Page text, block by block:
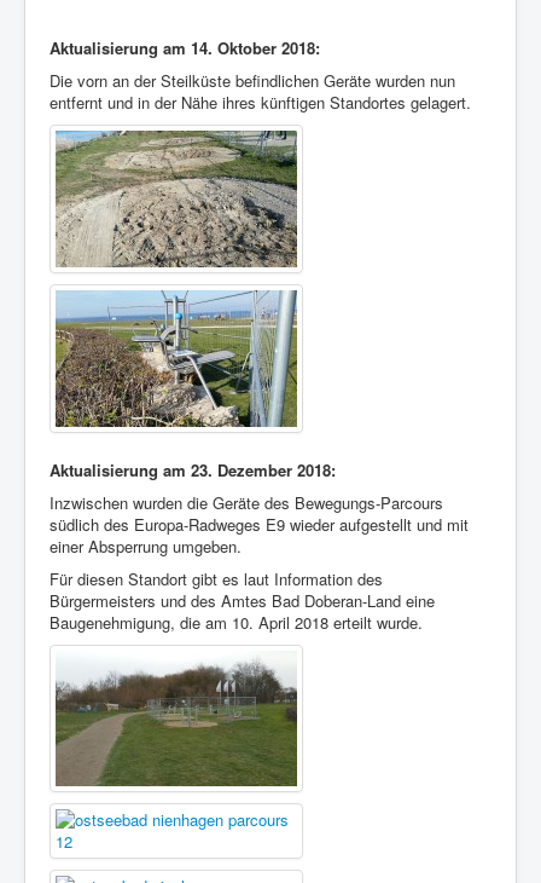
Aktualisierung am 14. Oktober 2018:
Die vorn an der Steilküste befindlichen Geräte wurden nun
entfernt und in der Nähe ihres künftigen Standortes gelagert.
Aktualisierung am 23. Dezember 2018:
Inzwischen wurden die Geräte des Bewegungs-Parcours
südlich des Europa-Radweges E9 wieder aufgestellt und mit
einer Absperrung umgeben.
Für diesen Standort gibt es laut Information des
Bürgermeisters und des Amtes Bad Doberan-Land eine
Baugenehmigung, die am 10. April 2018 erteilt wurde.